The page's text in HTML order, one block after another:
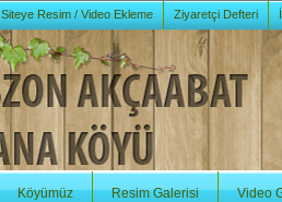
Siteye Resim / Video Ekleme Ziyaretçi Defteri
Köyümüz Resim Galerisi Video